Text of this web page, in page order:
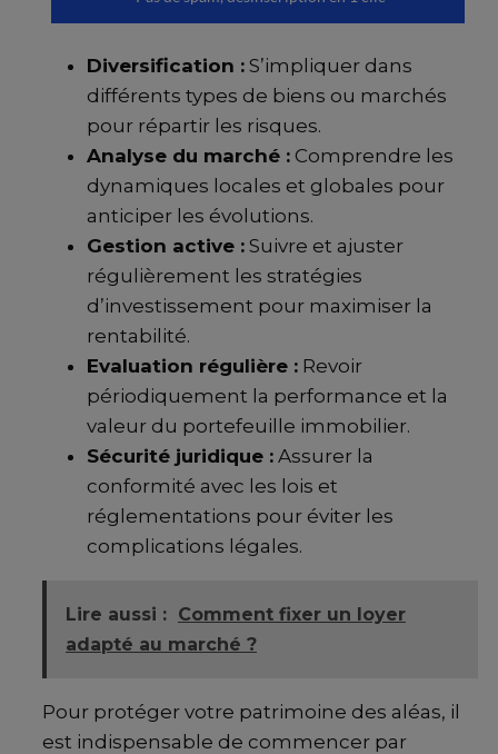
Diversification : S’impliquer dans
différents types de biens ou marchés
pour répartir les risques.
Analyse du marché : Comprendre les
dynamiques locales et globales pour
anticiper les évolutions.
Gestion active : Suivre et ajuster
régulièrement les stratégies
d’investissement pour maximiser la
rentabilité.
Evaluation régulière : Revoir
périodiquement la performance et la
valeur du portefeuille immobilier.
Sécurité juridique : Assurer la
conformité avec les lois et
réglementations pour éviter les
complications légales.
Lire aussi : Comment fixer un loyer
adapté au marché ?
Pour protéger votre patrimoine des aléas, il
est indispensable de commencer par